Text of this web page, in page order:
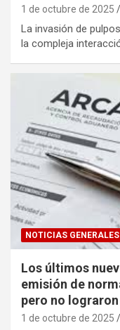
1 de octubre de 2025
La invasión de
la compleja
NOTICIAS
Los últimos
emisión de
pero no
1 de octubre de 2025